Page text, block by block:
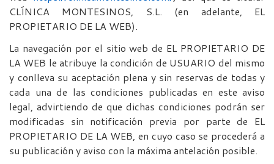
CLÍNICA MONTESINOS, S.L. (en adelante, EL
PROPIETARIO DE LA WEB).
La navegación por el sitio web de EL PROPIETARIO DE
LA WEB le atribuye la condición de USUARIO del mismo
y conlleva su aceptación plena y sin reservas de todas y
cada una de las condiciones publicadas en este aviso
legal, advirtiendo de que dichas condiciones podrán ser
modificadas sin notificación previa por parte de EL
PROPIETARIO DE LA WEB, en cuyo caso se procederá a
su publicación y aviso con la máxima antelación posible.